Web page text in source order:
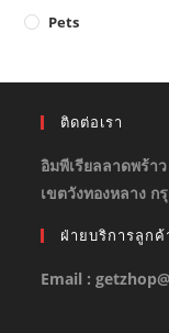
Pets
ติดต่อเรา
อิมพีเรียลลาดพร้า
เขตวังทองหลาง ก
ฝ่ายบริการลูกค้
Email :